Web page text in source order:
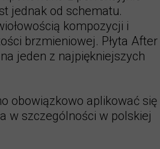
jednak od schematu.
kompozycji i
brzmieniowej. Płyta After
jeden z najpiękniejszych
obowiązkowo aplikować się
w szczególności w polskiej